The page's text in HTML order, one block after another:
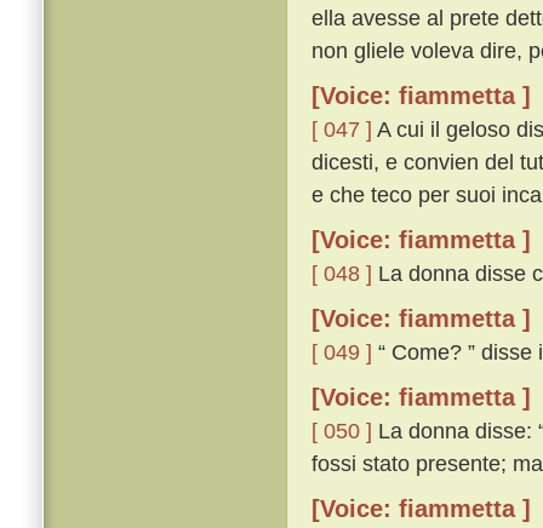
ella avesse al prete
non gliele voleva dire,
[Voice: fiammetta ]
[ 047 ] A cui il geloso
dicesti, e convien del
e che teco per suoi
[Voice: fiammetta ]
[ 048 ] La donna disse
[Voice: fiammetta ]
[ 049 ] “ Come? ”
[Voice: fiammetta ]
[ 050 ] La donna disse:
fossi stato presente;
[Voice: fiammetta ]